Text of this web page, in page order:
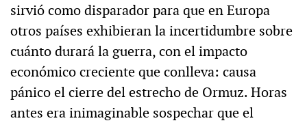
sirvió como disparador para que en Europa
otros países exhibieran la incertidumbre sobre
cuánto durará la guerra, con el impacto
económico creciente que conlleva: causa
pánico el cierre del estrecho de Ormuz. Horas
antes era inimaginable sospechar que el